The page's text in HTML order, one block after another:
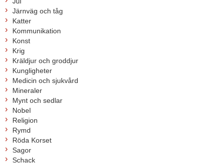
Järnväg och tåg
Katter
Kommunikation
Konst
Krig
Kräldjur och groddjur
Kungligheter
Medicin och sjukvård
Mineraler
Mynt och sedlar
Nobel
Religion
Rymd
Röda Korset
Sagor
Schack